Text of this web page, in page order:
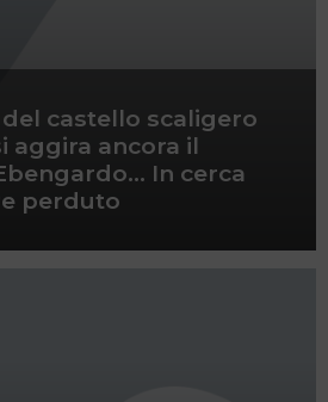
castello scaligero
aggira ancora il
In cerca
perduto